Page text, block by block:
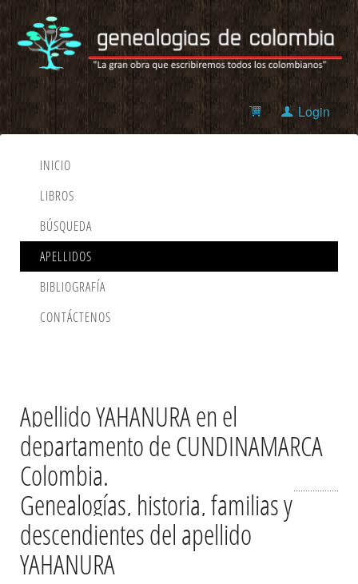
Login
INICIO
LIBROS
BÚSQUEDA
APELLIDOS
BIBLIOGRAFÍA
CONTÁCTENOS
Apellido YAHANURA en el
departamento de CUNDINAMARCA
Colombia.
Genealogías, historia, familias y
descendientes del apellido
YAHANURA